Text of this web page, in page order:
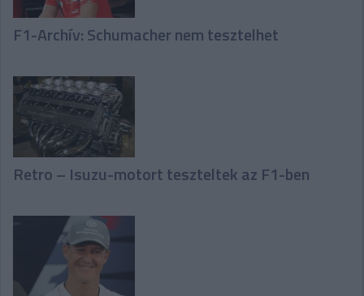
F1-Archív: Schumacher nem tesztelhet
Retro – Isuzu-motort teszteltek az F1-ben